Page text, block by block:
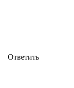
Ответить